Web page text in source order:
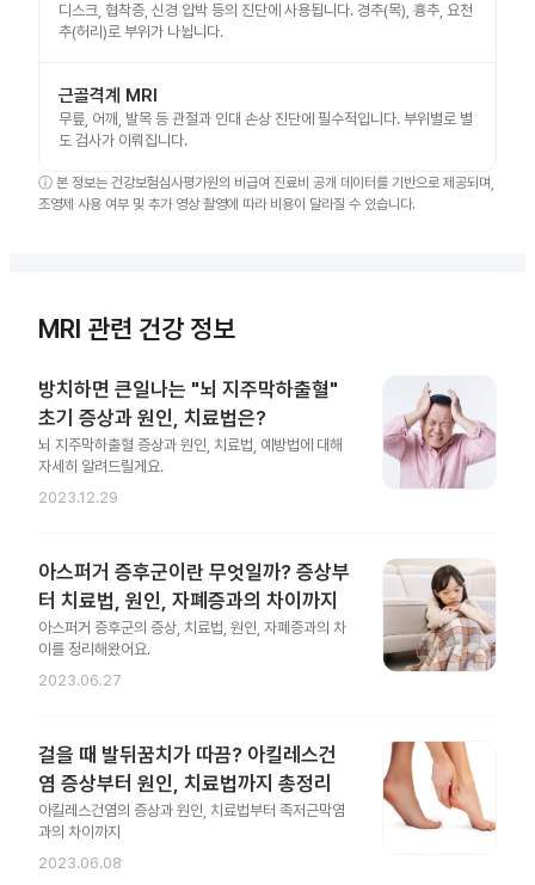
디스크, 협착증, 신경 압박 등의 진단에 사용됩니다. 경추(목), 흉추, 요천
추(허리)로 부위가 나뉩니다.
근골격계 MRI
무릎, 어깨, 발목 등 관절과 인대 손상 진단에 필수적입니다. 부위별로 별
도 검사가 이뤄집니다.
ⓘ 본 정보는 건강보험심사평가원의 비급여 진료비 공개 데이터를 기반으로 제공되며,
조영제 사용 여부 및 추가 영상 촬영에 따라 비용이 달라질 수 있습니다.
MRI 관련 건강 정보
방치하면 큰일나는 "뇌 지주막하출혈"
초기 증상과 원인, 치료법은?
뇌 지주막하출혈 증상과 원인, 치료법, 예방법에 대해
자세히 알려드릴게요.
2023.12.29
아스퍼거 증후군이란 무엇일까? 증상부
터 치료법, 원인, 자폐증과의 차이까지
아스퍼거 증후군의 증상, 치료법, 원인, 자폐증과의 차
이를 정리해왔어요.
2023.06.27
걸을 때 발뒤꿈치가 따끔? 아킬레스건
염 증상부터 원인, 치료법까지 총정리
아킬레스건염의 증상과 원인, 치료법부터 족저근막염
과의 차이까지
2023.06.08